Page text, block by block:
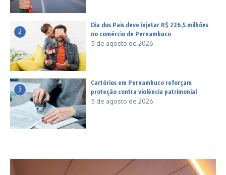
2
Dia dos Pais deve injetar R$ 226,5 milhões
no comércio de Pernambuco
5 de agosto de 2026
3
Cartórios em Pernambuco reforçam
proteção contra violência patrimonial
5 de agosto de 2026